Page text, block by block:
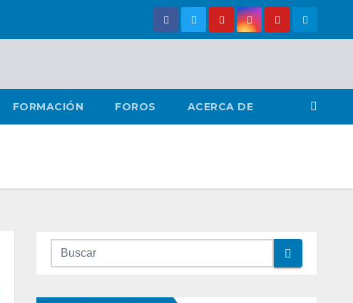
FORMACIÓN FOROS ACERCA DE